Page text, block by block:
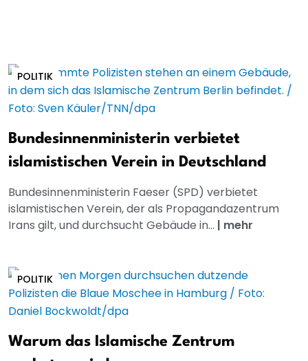
POLITIK
Bundesinnenministerin verbietet
islamistischen Verein in Deutschland
Bundesinnenministerin Faeser (SPD) verbietet
islamistischen Verein, der als Propagandazentrum
Irans gilt, und durchsucht Gebäude in... | mehr
POLITIK
Warum das Islamische Zentrum